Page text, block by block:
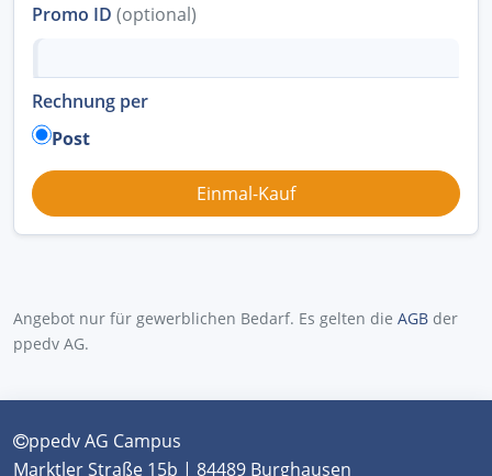
Promo ID (optional)
Rechnung per
Post
Angebot nur für gewerblichen Bedarf. Es gelten die AGB der
ppedv AG.
ppedv AG Campus
Marktler Straße 15b | 84489 Burghausen